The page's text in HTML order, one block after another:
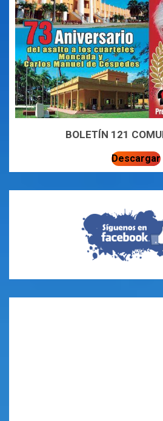
BOLETÍN 121
Descargar